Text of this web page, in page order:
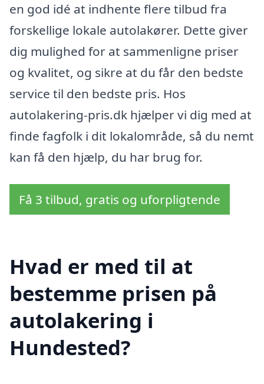
en god idé at indhente flere tilbud fra
forskellige lokale autolakører. Dette giver
dig mulighed for at sammenligne priser
og kvalitet, og sikre at du får den bedste
service til den bedste pris. Hos
autolakering-pris.dk hjælper vi dig med at
finde fagfolk i dit lokalområde, så du nemt
kan få den hjælp, du har brug for.
Få 3 tilbud, gratis og uforpligtende
Hvad er med til at
bestemme prisen på
autolakering i
Hundested?